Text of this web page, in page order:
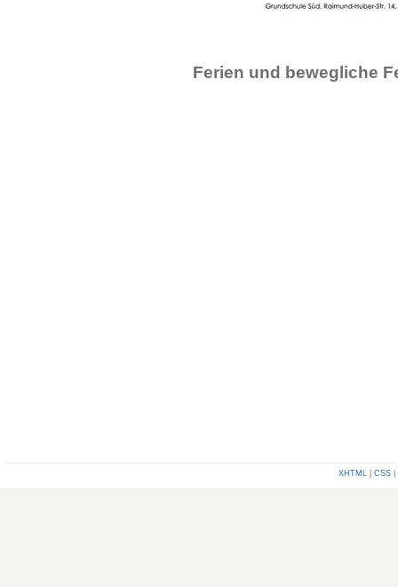
Ferien und bewegliche
XHTML| CSS|